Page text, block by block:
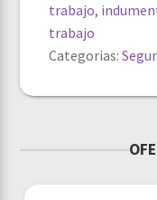
trabajo,
trabajo
Categorias: